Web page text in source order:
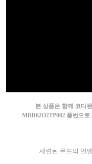
본 상품은 함께 코디
MBD62O2TP002 품번으
세련된 무드의 언